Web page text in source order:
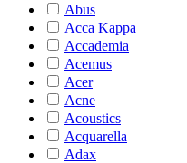
Abus
Acca Kappa
Accademia
Acemus
Acer
Acne
Acoustics
Acquarella
Adax